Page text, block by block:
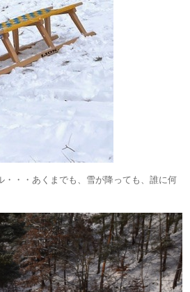
・・あくまでも、雪が降っても、誰に何